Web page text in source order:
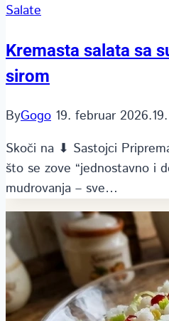
Salate
Kremasta salata sa
sirom
ByGogo 19. februar 2026.
Skoči na ⬇ Sastojci
što se zove “jednostavno i
mudrovanja – sve…